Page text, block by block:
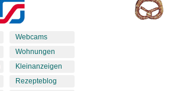
Webcams
Wohnungen
Kleinanzeigen
Rezepteblog